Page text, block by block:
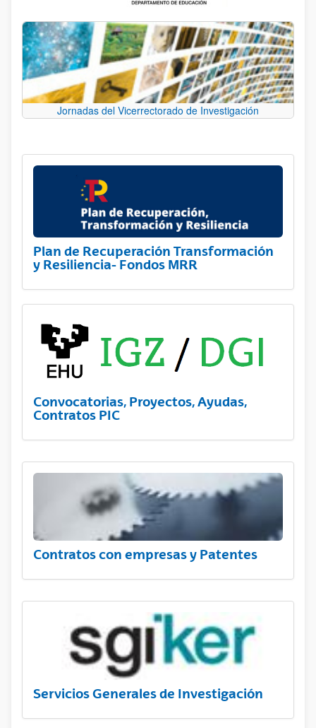
Jornadas del Vicerrectorado de Investigación
Plan de Recuperación Transformación
y Resiliencia- Fondos MRR
Convocatorias, Proyectos, Ayudas,
Contratos PIC
Contratos con empresas y Patentes
Servicios Generales de Investigación